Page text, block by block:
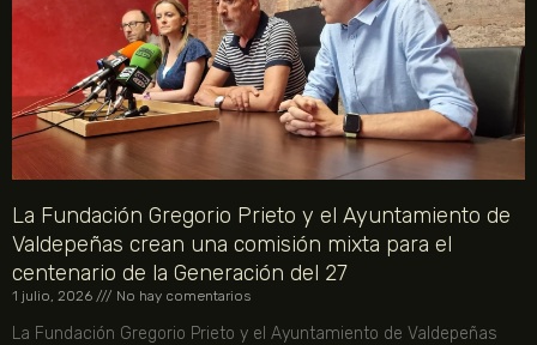
La Fundación Gregorio Prieto y el Ayuntamiento de
Valdepeñas crean una comisión mixta para el
centenario de la Generación del 27
1 julio, 2026 No hay comentarios
La Fundación Gregorio Prieto y el Ayuntamiento de Valdepeñas